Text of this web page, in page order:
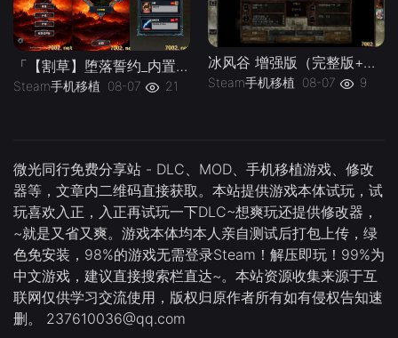
「【割草】堕落誓约_内置作弊菜单」-手机移植版下载-.均亲测可玩
Steam手机移植 08-07 21
冰风谷 增强版（完整版+菜单版）Steam移植 特别好评的龙与地下城规则奇幻角色扮演游戏！
Steam手机移植 08-07 9
微光同行免费分享站 - DLC、MOD、手机移植游戏、修改
器等，文章内二维码直接获取。本站提供游戏本体试玩，试
玩喜欢入正，入正再试玩一下DLC~想爽玩还提供修改器，
~就是又省又爽。游戏本体均本人亲自测试后打包上传，绿
色免安装，98%的游戏无需登录Steam！解压即玩！99%为
中文游戏，建议直接搜索栏直达~。本站资源收集来源于互
联网仅供学习交流使用，版权归原作者所有如有侵权告知速
删。 237610036@qq.com